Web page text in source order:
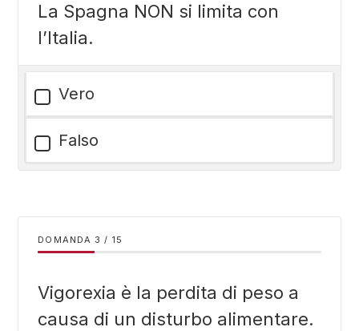
La Spagna NON si limita con
l’Italia.
Vero
Falso
DOMANDA / 15
Vigorexia è la perdita di peso a
causa di un disturbo alimentare.